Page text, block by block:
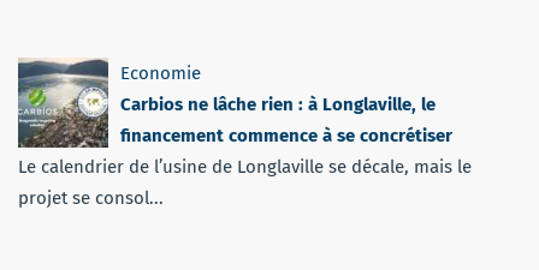
Economie
Carbios ne lâche rien : à Longlaville, le
financement commence à se concrétiser
Le calendrier de l’usine de Longlaville se décale, mais le
projet se consol...